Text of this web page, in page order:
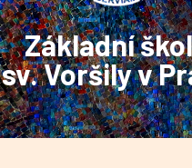
Základní
sv. Voršily v